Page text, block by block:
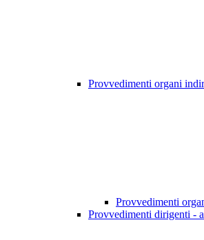
Provvedimenti organi
Provvedimenti
Provvedimenti dirigenti -